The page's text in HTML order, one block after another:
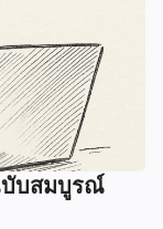
บับสมบูรณ์